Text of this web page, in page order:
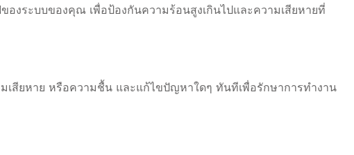
งระบบของคุณ เพื่อป้องกันความร้อนสูงเกินไปและความเสียหายที่
เสียหาย หรือความชื้น และแก้ไขปัญหาใดๆ ทันทีเพื่อรักษาการทำงาน